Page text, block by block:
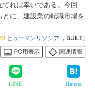
れば幸いである。今回
に、建設業の転職市場を
ヒューマンリソシア ，BUILT]
PC用表示
関連情報
LINE Hatena